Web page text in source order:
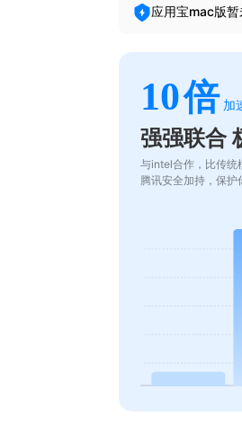
应用宝mac版
10倍 加
强强联合
与intel合作，比传统
腾讯安全加持，保护